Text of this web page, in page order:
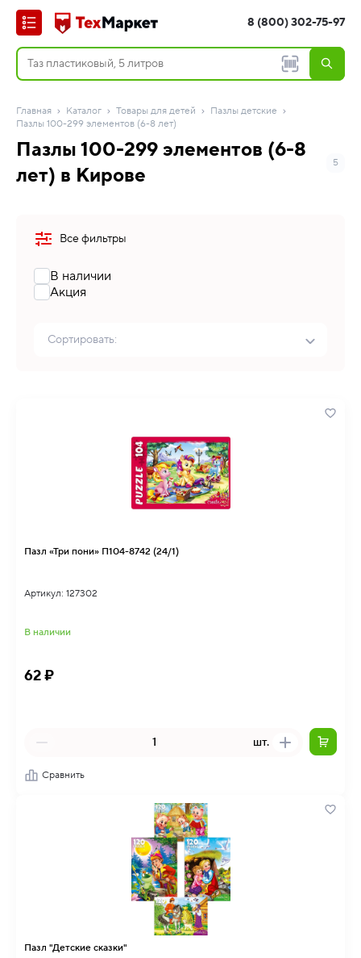
8 (800) 302-75-97
Главная Каталог Товары для детей
Пазлы детские
Пазлы 100-299 элементов (6-8 лет)
Пазлы 100-299 элементов (6-8
лет) в Кирове
5
Все фильтры
В наличии
Акция
Сортировать:
Пазл «Три пони» П104-8742 (24/1)
Артикул: 127302
В наличии
62 ₽
шт.
Сравнить
Пазл "Детские сказки"